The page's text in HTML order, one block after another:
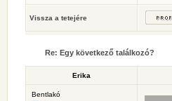
Vissza a tetejére
Re: Egy következő találkozó?
Erika
Bentlakó